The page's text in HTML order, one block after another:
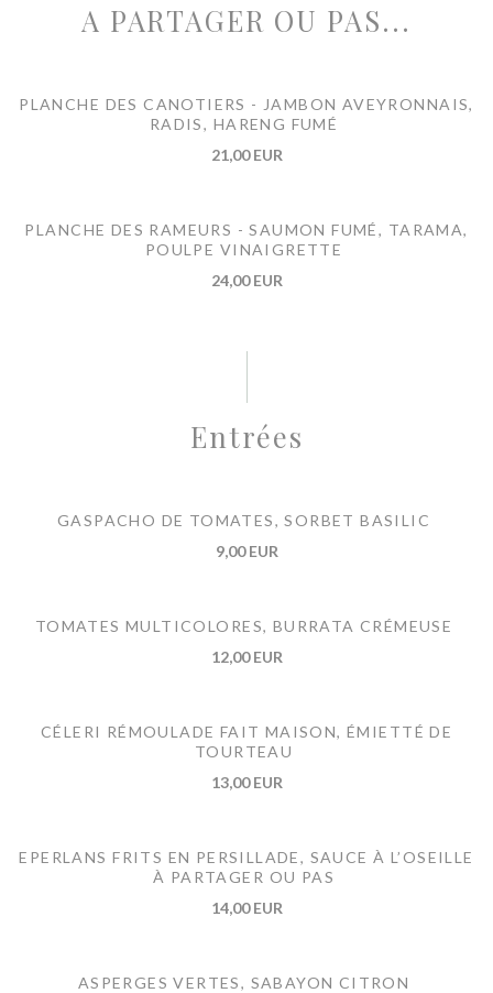
A PARTAGER OU PAS...
PLANCHE DES CANOTIERS - JAMBON AVEYRONNAIS,
RADIS, HARENG FUMÉ
21,00 EUR
PLANCHE DES RAMEURS - SAUMON FUMÉ, TARAMA,
POULPE VINAIGRETTE
24,00 EUR
Entrées
GASPACHO DE TOMATES, SORBET BASILIC
9,00 EUR
TOMATES MULTICOLORES, BURRATA CRÉMEUSE
12,00 EUR
CÉLERI RÉMOULADE FAIT MAISON, ÉMIETTÉ DE
TOURTEAU
13,00 EUR
EPERLANS FRITS EN PERSILLADE, SAUCE À L’OSEILLE
À PARTAGER OU PAS
14,00 EUR
ASPERGES VERTES, SABAYON CITRON